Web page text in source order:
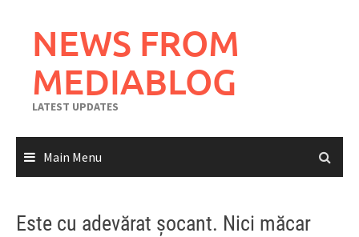
contentNEWS FROM
MEDIABLOG
LATEST UPDATES
Main Menu
Este cu adevărat șocant. Nici măcar